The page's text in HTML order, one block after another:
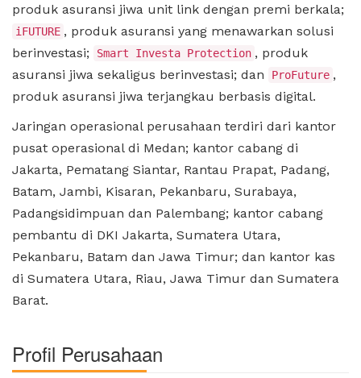
produk asuransi jiwa unit link dengan premi berkala;
iFUTURE , produk asuransi yang menawarkan solusi
berinvestasi;
Smart Investa Protection , produk
asuransi jiwa sekaligus berinvestasi; dan
ProFuture ,
produk asuransi jiwa terjangkau berbasis digital.
Jaringan operasional perusahaan terdiri dari kantor
pusat operasional di Medan; kantor cabang di
Jakarta, Pematang Siantar, Rantau Prapat, Padang,
Batam, Jambi, Kisaran, Pekanbaru, Surabaya,
Padangsidimpuan dan Palembang; kantor cabang
pembantu di DKI Jakarta, Sumatera Utara,
Pekanbaru, Batam dan Jawa Timur; dan kantor kas
di Sumatera Utara, Riau, Jawa Timur dan Sumatera
Barat.
Profil Perusahaan